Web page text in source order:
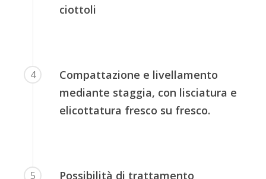
ciottoli
4
Compattazione e livellamento
mediante staggia, con lisciatura e
elicottatura fresco su fresco.
5 Possibilità di trattamento